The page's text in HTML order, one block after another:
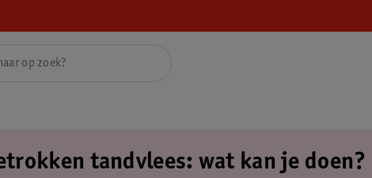
tandvlees: wat kan je doen?